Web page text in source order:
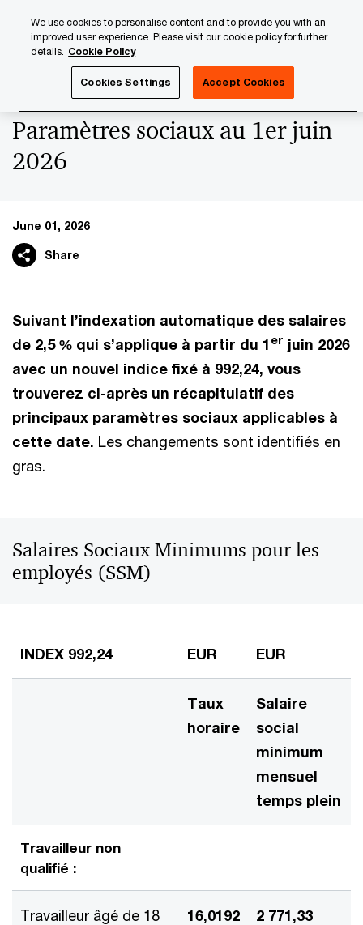
content
footer
Paramètres sociaux au 1er juin
2026
June 01, 2026
Share
Suivant l’indexation automatique des salaires
de 2,5 % qui s’applique à partir du 1 er juin 2026
avec un nouvel indice fixé à 992,24, vous
trouverez ci-après un récapitulatif des
principaux paramètres sociaux applicables à
cette date. Les changements sont identifiés en
gras.
Salaires Sociaux Minimums pour les
employés (SSM)
INDEX 992,24 EUR EUR
Taux
horaire
Salaire
social
minimum
mensuel
temps plein
Travailleur non
qualifié :
Travailleur âgé de 18
16,0192 2 771,33
We use cookies to personalise content and to provide you with an
improved user experience. Please visit our cookie policy for further
details. Cookie Policy
Cookies Settings Accept Cookies